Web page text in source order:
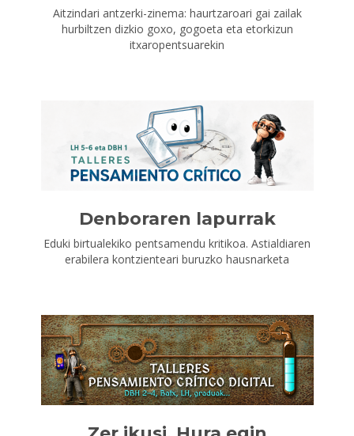
Aitzindari antzerki-zinema: haurtzaroari gai zailak
hurbiltzen dizkio goxo, gogoeta eta etorkizun
itxaropentsuarekin
Denboraren lapurrak
Eduki birtualekiko pentsamendu kritikoa. Astialdiaren
erabilera kontzienteari buruzko hausnarketa